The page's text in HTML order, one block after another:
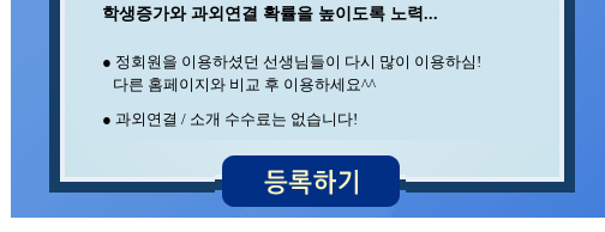
민** 과학/영어 , 김** 수학/영어
노** 수학 , 장** 중국어/중국어회화
최** 수학 , 안** 수학
김** 수학 , 홍* 수학
김** 바이올린 , 임** 수학
김** 수학 , 김** 수학
이** 영어 , 김** 수학/영어
학생증가와 과외연결 확률을 높이도록 노력...
● 정회원을 이용하셨던 선생님들이 다시 많이 이용하심!
다른 홈페이지와 비교 후 이용하세요^^
● 과외연결 / 소개 수수료는 없습니다!